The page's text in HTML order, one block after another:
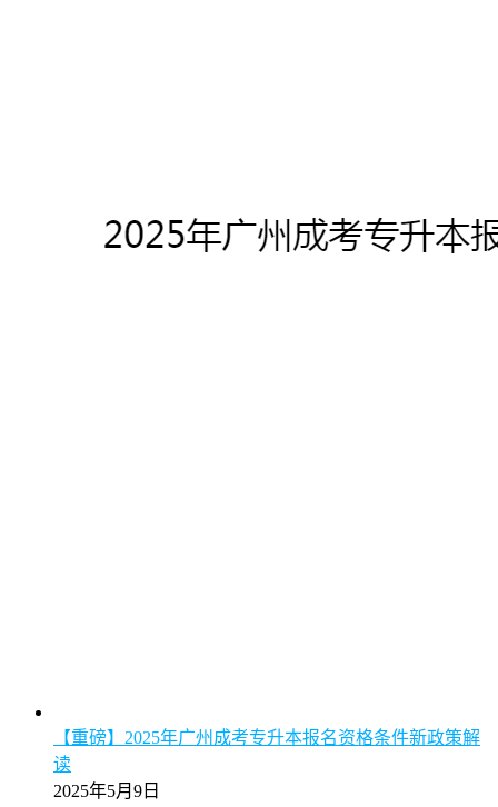
【重磅】2025年广州成考专升本报名资格条件新政策解
读
2025年5月9日